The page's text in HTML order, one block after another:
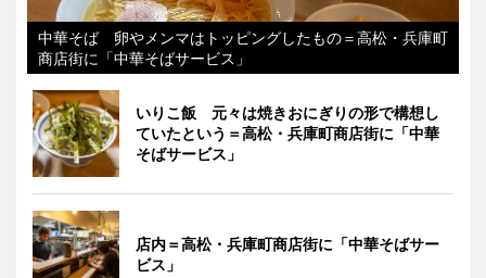
中華そば 卵やメンマはトッピングしたもの＝高松・兵庫町
商店街に「中華そばサービス」
いりこ飯 元々は焼きおにぎりの形で構想し
ていたという＝高松・兵庫町商店街に「中華
そばサービス」
店内＝高松・兵庫町商店街に「中華そばサー
ビス」